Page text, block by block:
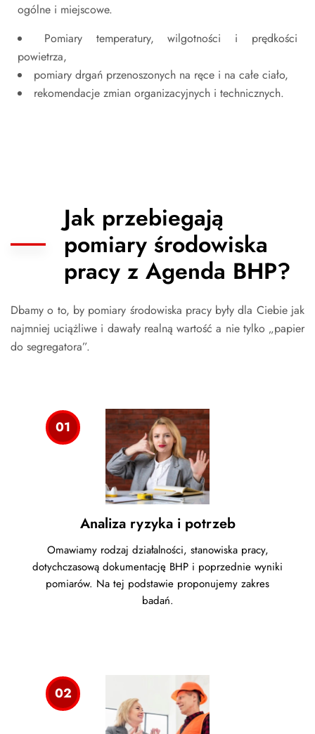
ogólne i miejscowe.
Pomiary temperatury, wilgotności i prędkości
powietrza,
pomiary drgań przenoszonych na ręce i na całe ciało,
rekomendacje zmian organizacyjnych i technicznych.
Jak przebiegają
pomiary środowiska
pracy z Agenda BHP?
Dbamy o to, by pomiary środowiska pracy były dla Ciebie jak
najmniej uciążliwe i dawały realną wartość a nie tylko „papier
do segregatora”.
01
Analiza ryzyka i potrzeb
Omawiamy rodzaj działalności, stanowiska pracy,
dotychczasową dokumentację BHP i poprzednie wyniki
pomiarów. Na tej podstawie proponujemy zakres
badań.
02